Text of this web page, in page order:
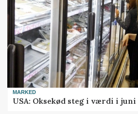
MARKED
USA: Oksekød steg i værdi i